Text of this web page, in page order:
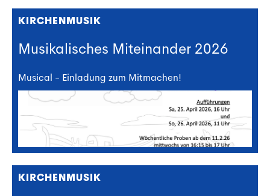
KIRCHENMUSIK
Musikalisches Miteinander 2026
Musical - Einladung zum Mitmachen!
KIRCHENMUSIK